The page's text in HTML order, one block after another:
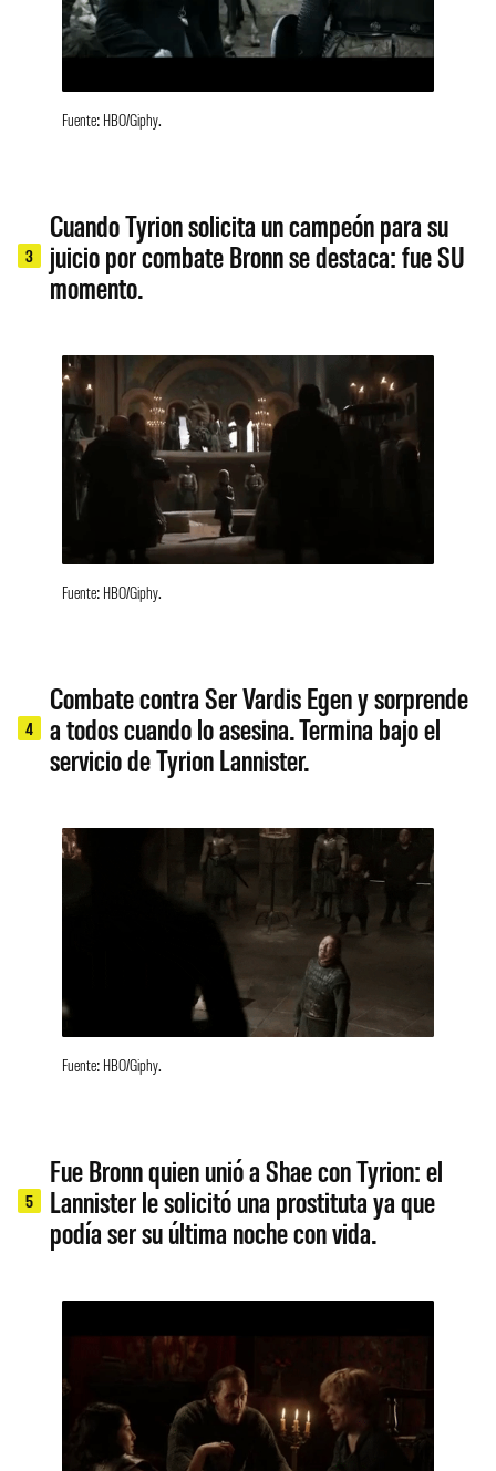
Fuente: HBO/Giphy.
3
Cuando Tyrion solicita un campeón para su
juicio por combate Bronn se destaca: fue SU
momento.
Fuente: HBO/Giphy.
4
Combate contra Ser Vardis Egen y sorprende
a todos cuando lo asesina. Termina bajo el
servicio de Tyrion Lannister.
Fuente: HBO/Giphy.
5
Fue Bronn quien unió a Shae con Tyrion: el
Lannister le solicitó una prostituta ya que
podía ser su última noche con vida.